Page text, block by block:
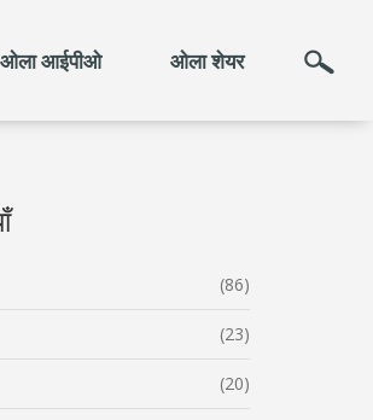
ओला आईपीओ ओला शेयर
(86)
(23)
(20)